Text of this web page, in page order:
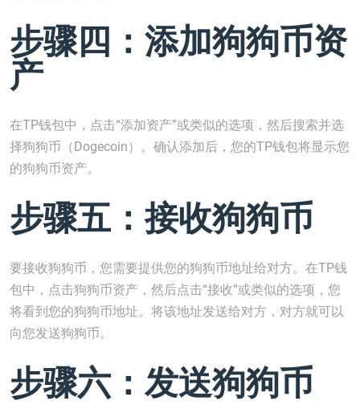
步骤四：添加狗狗币资
产
在TP钱包中，点击“添加资产”或类似的选项，然后搜索并选
择狗狗币（Dogecoin）。确认添加后，您的TP钱包将显示您
的狗狗币资产。
步骤五：接收狗狗币
要接收狗狗币，您需要提供您的狗狗币地址给对方。在TP钱
包中，点击狗狗币资产，然后点击“接收”或类似的选项，您
将看到您的狗狗币地址。将该地址发送给对方，对方就可以
向您发送狗狗币。
步骤六：发送狗狗币